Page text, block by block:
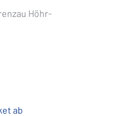
Höhr-
ab